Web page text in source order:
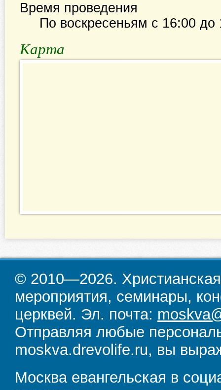
Время проведения
По воскресеньям с 16:00 до
Карта
© 2010—2026.
мероприятия, семинары,
церквей. Эл. почта:
Отправляя любые
moskva.drevolife.ru, вы
Москва евангельская в